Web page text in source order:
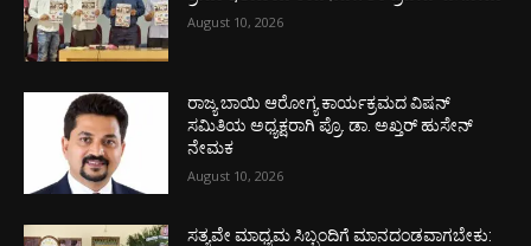
August 10, 2026
ರಾಜ್ಯ ಬಾಯಿ ಆರೋಗ್ಯ ಕಾರ್ಯಕ್ರಮದ ವಿಷನ್
ಸಮಿತಿಯ ಅಧ್ಯಕ್ಷರಾಗಿ ಪ್ರೊ. ಡಾ. ಅಖ್ತರ್ ಹುಸೇನ್
ನೇಮಕ
August 10, 2026
ಸತ್ಯವೇ ಮಾಧ್ಯಮ ಸಿಬ್ಬಂದಿಗೆ ಮಾನದಂಡವಾಗಬೇಕು: